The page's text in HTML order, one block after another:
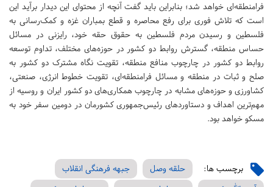
فرامنطقه‌ای خواهد شد؛ بنابراین باید گفت آنچه از محتوای این دیدار بر‌آید این
است که تلاش فوری برای رفع محاصره و قطع بمباران غزه و کمک‌رسانی به
فلسطین و رسیدن مردم فلسطین به حقوق حقه خود، رایزنی در مسائل
حساس منطقه، گسترش روابط دو کشور در حوزه‌های مختلف، تداوم توسعه
روابط دو کشور در چارچوب منافع منطقه، تقویت نگاه مشترک دو کشور به
صلح و ثبات در منطقه و مسائل فرامنطقه‌ای، تقویت خطوط انرژی، صنعتی،
کشاورزی و حوزه‌های مشابه در چارچوب همکاری‌های دو کشور ایران و روسیه از
مهم‌ترین اهداف و دستاورد‌های رئیس‌جمهوری کشورمان در دومین سفر خود به
مسکو خواهد بود.
برچسب ها: حلقه وصل
جبهه فرهنگی انقلاب